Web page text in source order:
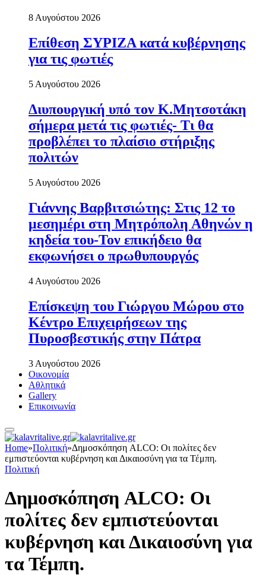
8 Αυγούστου 2026
Επίθεση ΣΥΡΙΖΑ κατά κυβέρνησης
για τις φωτιές
5 Αυγούστου 2026
Διυπουργική υπό τον Κ.Μητσοτάκη
σήμερα μετά τις φωτιές- Τι θα
προβλέπει το πλαίσιο στήριξης
πολιτών
5 Αυγούστου 2026
Γιάννης Βαρβιτσιώτης: Στις 12 το
μεσημέρι στη Μητρόπολη Αθηνών η
κηδεία του-Τον επικήδειο θα
εκφωνήσει ο πρωθυπουργός
4 Αυγούστου 2026
Επίσκεψη του Γιώργου Μώρου στο
Κέντρο Επιχειρήσεων της
Πυροσβεστικής στην Πάτρα
3 Αυγούστου 2026
Οικονομία
Αθλητικά
Gallery
Επικοινωνία
Home»Πολιτική»Δημοσκόπηση ALCO: Οι πολίτες δεν
εμπιστεύονται κυβέρνηση και Δικαιοσύνη για τα Τέμπη.
Πολιτική
Δημοσκόπηση ALCO: Οι
πολίτες δεν εμπιστεύονται
κυβέρνηση και Δικαιοσύνη για
τα Τέμπη.